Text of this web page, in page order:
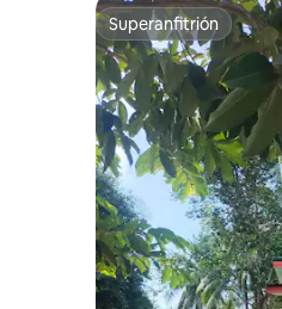
Superanfitrión
Superanfitrión